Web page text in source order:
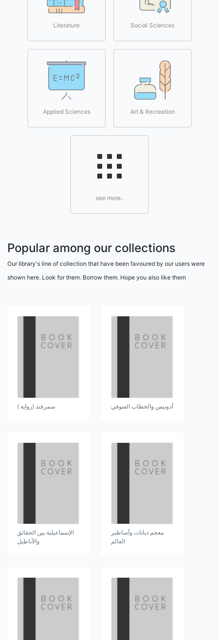
Literature Social Sciences
Applied Sciences Art & Recreation
see more..
Popular among our collections
Our library's line of collection that have been favoured by our users were
shown here. Look for them. Borrow them. Hope you also like them
سمرقند (رواية ) أدونيس والخطاب الصوفي
الإسماعيلية بين الحقائق
والأباطيل
معجم ديانات وأساطير
العالم